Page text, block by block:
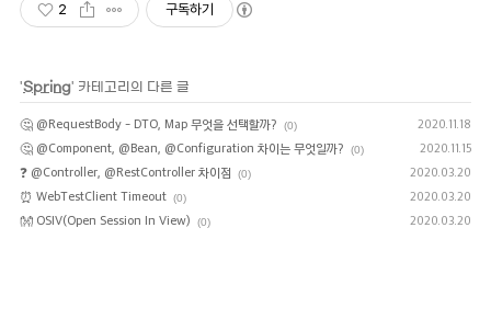
2 구독하기
'Spring' 카테고리의 다른 글
🤔 @RequestBody - DTO, Map 무엇을 선택할까? (0) 2020.11.18
🤔 @Component, @Bean, @Configuration 차이는 무엇일까? (0) 2020.11.15
❓ @Controller, @RestController 차이점 (0) 2020.03.20
⏰ WebTestClient Timeout (0) 2020.03.20
👐 OSIV(Open Session In View) (0) 2020.03.20